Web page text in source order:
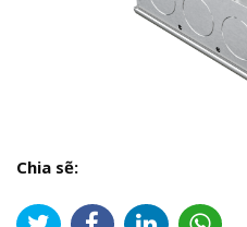
Chia sẽ: